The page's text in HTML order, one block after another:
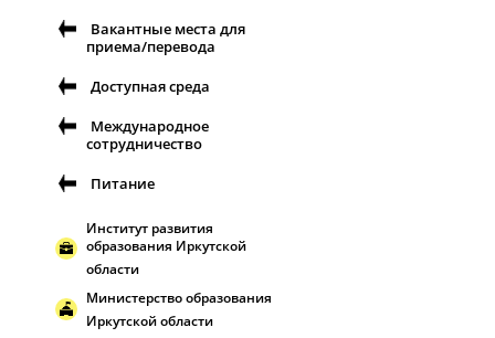
Вакантные места для
приема/перевода
Доступная среда
Международное
сотрудничество
Питание
Институт развития
образования Иркутской
области
Министерство образования
Иркутской области